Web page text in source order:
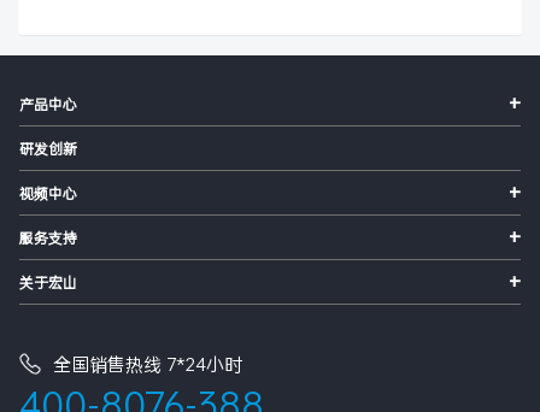
产品中心 +
研发创新
视频中心 +
服务支持 +
关于宏山 +
全国销售热线 7*24小时